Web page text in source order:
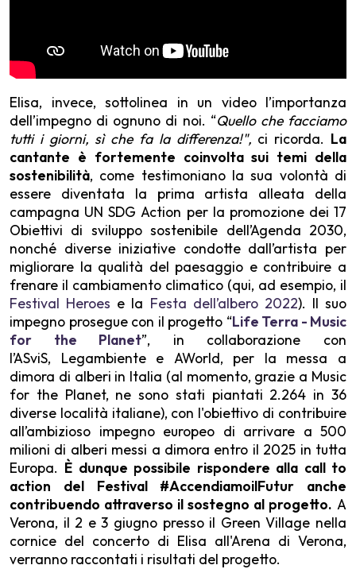
Elisa, invece, sottolinea in un video l’importanza
dell’impegno di ognuno di noi. “Quello che facciamo
tutti i giorni, sì che fa la differenza!", ci ricorda. La
cantante è fortemente coinvolta sui temi della
sostenibilità, come testimoniano la sua volontà di
essere diventata la prima artista alleata della
campagna UN SDG Action per la promozione dei 17
Obiettivi di sviluppo sostenibile dell’Agenda 2030,
nonché diverse iniziative condotte dall’artista per
migliorare la qualità del paesaggio e contribuire a
frenare il cambiamento climatico (qui, ad esempio, il
Festival Heroes e la Festa dell’albero 2022). Il suo
impegno prosegue con il progetto “Life Terra - Music
for the Planet”, in collaborazione con
l’ASviS, Legambiente e AWorld, per la messa a
dimora di alberi in Italia (al momento, grazie a Music
for the Planet, ne sono stati piantati 2.264 in 36
diverse località italiane), con l'obiettivo di contribuire
all’ambizioso impegno europeo di arrivare a 500
milioni di alberi messi a dimora entro il 2025 in tutta
Europa. È dunque possibile rispondere alla call to
action del Festival #AccendiamoilFutur anche
contribuendo attraverso il sostegno al progetto. A
Verona, il 2 e 3 giugno presso il Green Village nella
cornice del concerto di Elisa all'Arena di Verona,
verranno raccontati i risultati del progetto.